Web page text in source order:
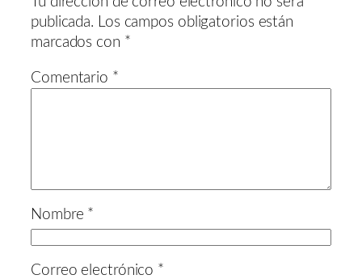
publicada. Los campos obligatorios están
marcados con *
Comentario *
Nombre *
Correo electrónico *